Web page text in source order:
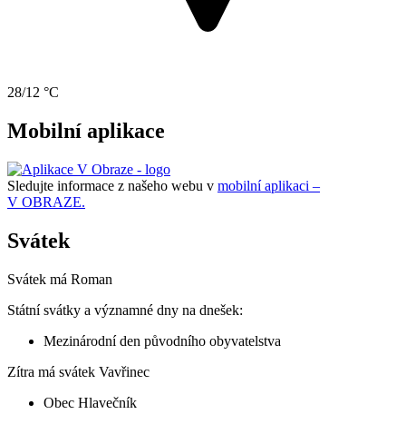
28/12 °C
Mobilní aplikace
Sledujte informace z našeho webu v mobilní aplikaci –
V OBRAZE.
Svátek
Svátek má Roman
Státní svátky a významné dny na dnešek:
Mezinárodní den původního obyvatelstva
Zítra má svátek Vavřinec
Obec Hlavečník